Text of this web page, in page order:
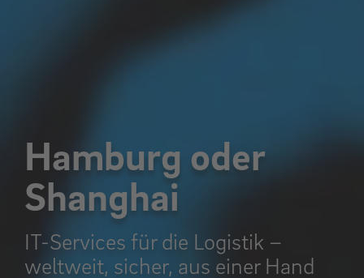
Hamburg oder
Shanghai
IT-Services für die Logistik –
weltweit, sicher, aus einer Hand